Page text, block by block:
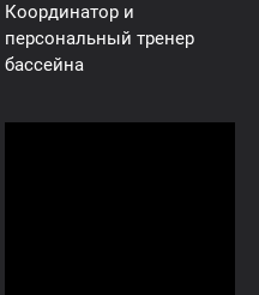
Координатор и
персональный тренер
бассейна